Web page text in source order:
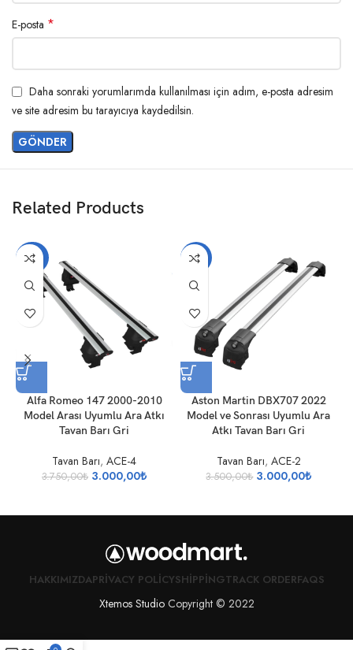
E-posta *
Daha sonraki yorumlarımda kullanılması için adım, e-posta adresim
ve site adresim bu tarayıcıya kaydedilsin.
Related Products
-20%
Alfa Romeo 147 2000-2010
Model Arası Uyumlu Ara Atkı
Tavan Barı Gri
Tavan Barı, ACE-4
3.750,00₺ 3.000,00₺
-14%
Aston Martin DBX707 2022
Model ve Sonrası Uyumlu Ara
Atkı Tavan Barı Gri
Tavan Barı, ACE-2
3.500,00₺ 3.000,00₺
HAKKIMIZDAPRIVACY POLICYSHIPPINGTRACK ORDERFAQS
Xtemos StudioCopyright © 2022